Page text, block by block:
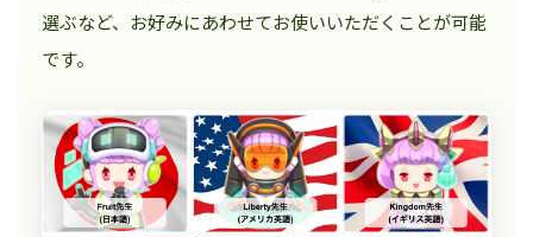
選ぶなど、お好みにあわせてお使いいただくことが可能
です。